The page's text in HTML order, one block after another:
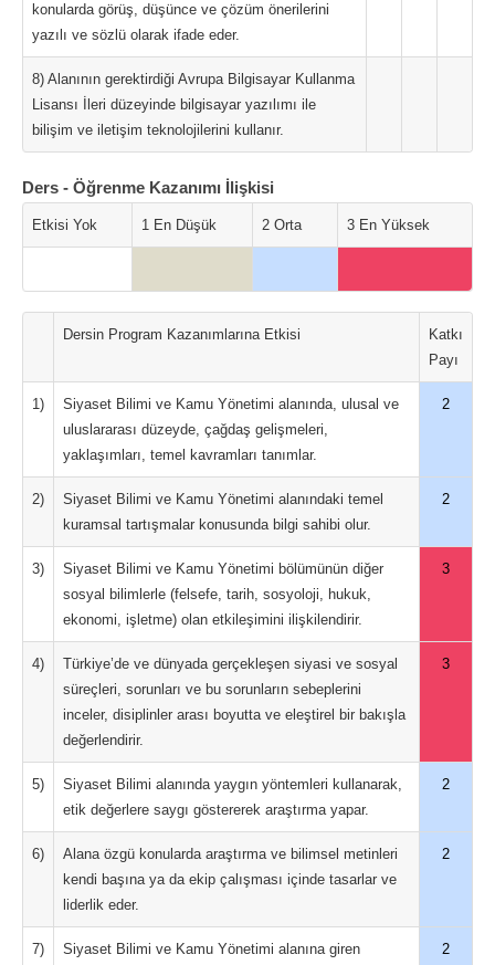
konularda görüş, düşünce ve çözüm önerilerini
yazılı ve sözlü olarak ifade eder.
8) Alanının gerektirdiği Avrupa Bilgisayar Kullanma
Lisansı İleri düzeyinde bilgisayar yazılımı ile
bilişim ve iletişim teknolojilerini kullanır.
Ders - Öğrenme Kazanımı İlişkisi
Etkisi Yok 1 En Düşük 2 Orta 3 En Yüksek
Dersin Program Kazanımlarına Etkisi
Katkı
Payı
1)
Siyaset Bilimi ve Kamu Yönetimi alanında, ulusal ve
uluslararası düzeyde, çağdaş gelişmeleri,
yaklaşımları, temel kavramları tanımlar.
2
2)
Siyaset Bilimi ve Kamu Yönetimi alanındaki temel
kuramsal tartışmalar konusunda bilgi sahibi olur.
2
3)
Siyaset Bilimi ve Kamu Yönetimi bölümünün diğer
sosyal bilimlerle (felsefe, tarih, sosyoloji, hukuk,
ekonomi, işletme) olan etkileşimini ilişkilendirir.
3
4)
Türkiye’de ve dünyada gerçekleşen siyasi ve sosyal
süreçleri, sorunları ve bu sorunların sebeplerini
inceler, disiplinler arası boyutta ve eleştirel bir bakışla
değerlendirir.
3
5)
Siyaset Bilimi alanında yaygın yöntemleri kullanarak,
etik değerlere saygı göstererek araştırma yapar.
2
6)
Alana özgü konularda araştırma ve bilimsel metinleri
kendi başına ya da ekip çalışması içinde tasarlar ve
liderlik eder.
2
7)
Siyaset Bilimi ve Kamu Yönetimi alanına giren
2